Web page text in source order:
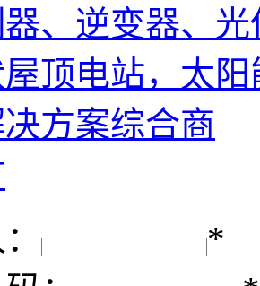
、逆变器、
顶电站，太
方案综合商
*